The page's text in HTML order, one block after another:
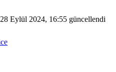
28 Eylül 2024, 16:55 güncellendi